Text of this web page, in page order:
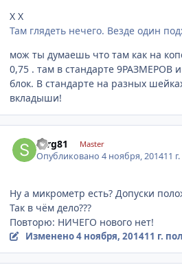
Х Х
Там глядеть нечего. Везде один
мож ты думаешь что там как на
0,75 . там в стандарте 9РАЗМЕРОВ
блок. В стандарте на разных
вкладыши!
serg81 Master
Опубликовано4 ноября, 201411 г.
Ну а микрометр есть? Допуски
Так в чём дело???
Повторю: НИЧЕГО нового нет!
Изменено4 ноября, 201411 г.